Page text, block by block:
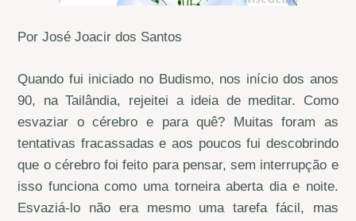
Por José Joacir dos Santos
Quando fui iniciado no Budismo, nos início dos anos
90, na Tailândia, rejeitei a ideia de meditar. Como
esvaziar o cérebro e para quê? Muitas foram as
tentativas fracassadas e aos poucos fui descobrindo
que o cérebro foi feito para pensar, sem interrupção e
isso funciona como uma torneira aberta dia e noite.
Esvaziá-lo não era mesmo uma tarefa fácil, mas